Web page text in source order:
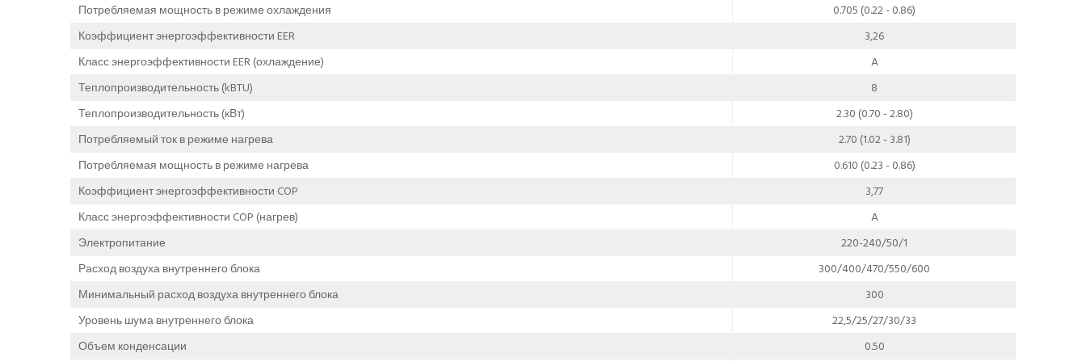
Потребляемая мощность в режиме охлаждения
0.705 (0.22 - 0.86)
Коэффициент энергоэффективности EER
3,26
Класс энергоэффективности EER (охлаждение)
A
Теплопроизводительность (kBTU)
8
Теплопроизводительность (кВт)
2.30 (0.70 - 2.80)
Потребляемый ток в режиме нагрева
2.70 (1.02 - 3.81)
Потребляемая мощность в режиме нагрева
0.610 (0.23 - 0.86)
Коэффициент энергоэффективности COP
3,77
Класс энергоэффективности COP (нагрев)
A
Электропитание
220-240/50/1
Расход воздуха внутреннего блока
300/400/470/550/600
Минимальный расход воздуха внутреннего блока
300
Уровень шума внутреннего блока
22,5/25/27/30/33
Объем конденсации
0.50